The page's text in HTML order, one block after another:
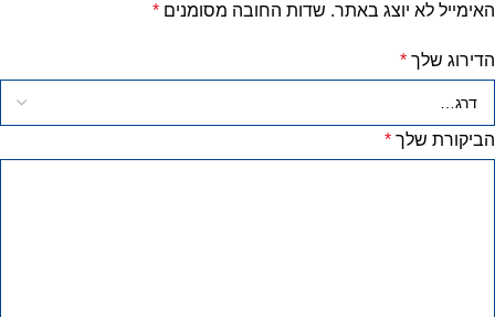
האימייל לא יוצג באתר. שדות החובה מסומנים *
הדירוג שלך *
הביקורת שלך *